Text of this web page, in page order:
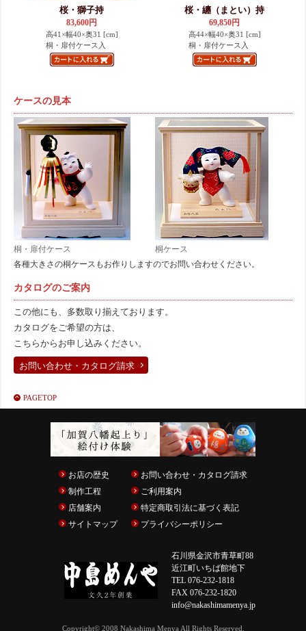
桜・獅子持
83,600円
高41×幅40×奥31 [cm]
桐・扉付ケース入
桜・纏（まとい）持
69,850円
高44×幅40×奥31 [cm]
桐・扉付ケース入
ケースの見本
桐・扉付ケース
桐ケース
各種大きさの桐ケースもお作りしますのでお問い合わせください。
カタログのご案内
この他にも、多数取り揃えております。
カタログをご希望の方は、
こちらからお申し込みください。
お問い合わせ・カタログ請求
PAGETOP
お店の歴史
制作工程
店舗案内
サイトマップ
お問い合わせ・カタログ請求
ご利用案内
特定商取引法に基づく表記
プライバシーポリシー
石川県金沢市青草町88
近江町いちば館地下
TEL 076-232-1818
FAX 076-232-1820
info@nakashimamenya.jp
Copyright© 2008 Nakashima Menya All Rights Reserved.